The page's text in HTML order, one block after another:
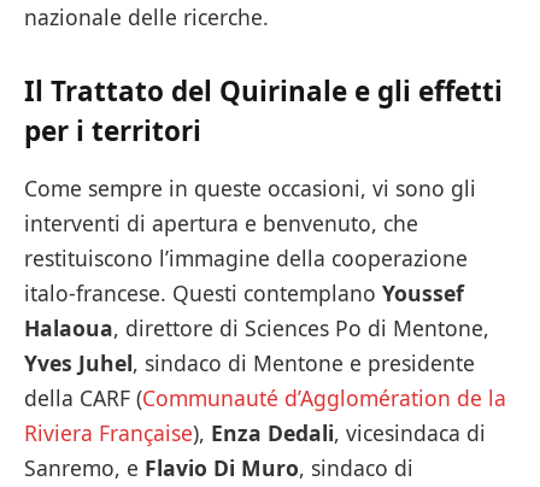
nazionale delle ricerche.
Il Trattato del Quirinale e gli effetti
per i territori
Come sempre in queste occasioni, vi sono gli
interventi di apertura e benvenuto, che
restituiscono l’immagine della cooperazione
italo-francese. Questi contemplano Youssef
Halaoua, direttore di Sciences Po di Mentone,
Yves Juhel, sindaco di Mentone e presidente
della CARF (Communauté d’Agglomération de la
Riviera Française), Enza Dedali, vicesindaca di
Sanremo, e Flavio Di Muro, sindaco di